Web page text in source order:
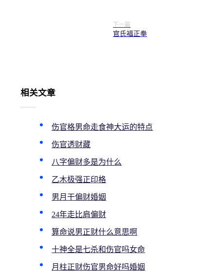
下一篇
官氏福正拳
相关文章
伤官格男命走食神大运的特点
伤官透财藏
八字偏财多是为什么
乙木极强正印格
男月干偏财婚姻
24年走比肩偏财
算命说男正财什么意思啊
十神全是七杀和伤官吗女命
月柱正财伤官男命好吗婚姻